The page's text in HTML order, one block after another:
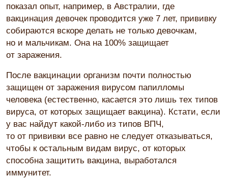
показал опыт, например, в Австралии, где
вакцинация девочек проводится уже 7 лет, прививку
собираются вскоре делать не только девочкам,
но и мальчикам. Она на 100% защищает
от заражения.
После вакцинации организм почти полностью
защищен от заражения вирусом папилломы
человека (естественно, касается это лишь тех типов
вируса, от которых защищает вакцина). Кстати, если
у вас найдут какой-либо из типов ВПЧ,
то от прививки все равно не следует отказываться,
чтобы к остальным видам вирус, от которых
способна защитить вакцина, выработался
иммунитет.